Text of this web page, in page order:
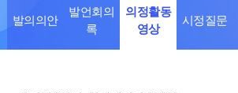
발의의안
발언회의
록
의정활동
영상
시정질문